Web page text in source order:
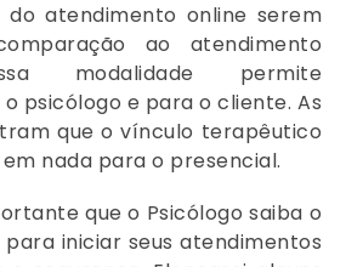
do atendimento online serem
ao atendimento
modalidade permite
psicólogo e para o cliente. As
que o vínculo terapêutico
nada para o presencial.
que o Psicólogo saiba o
iniciar seus atendimentos